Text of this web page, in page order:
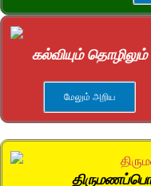
கல்வியும் தொழிலும்
மேலும் அறிய